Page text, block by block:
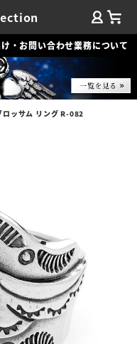
・お問い合わせ業務について
ロッサム リング R-082